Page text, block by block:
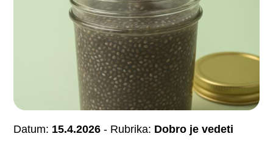
Datum: 15.4.2026 - Rubrika: Dobro je vedeti